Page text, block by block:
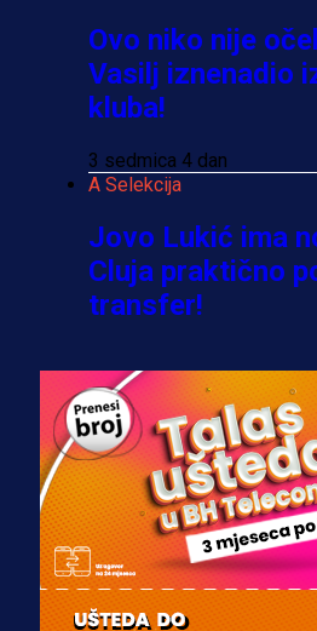
Ovo niko nije
Vasilj iznenadio
kluba!
3 sedmica 4 dan
A Selekcija
Jovo Lukić ima
Cluja praktično
transfer!
A Selekcija
Stigla potvrda od
kluba: Jovo
transfer!?
3 sedmica 3 dan
A Selekcija